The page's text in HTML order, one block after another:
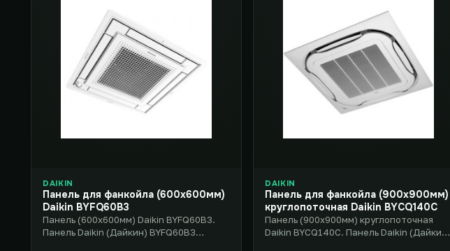
DAIKIN
Панель для фанкойла (600x600мм)
Daikin BYFQ60B3
Панель (600x600мм) Daikin BYFQ60B3.
Панель Daikin (Дайкин) BYFQ60B3
DAIKIN
Панель для фанкойла (900x900мм)
круглопоточная Daikin BYCQ140C
Панель (900x900мм) круглопоточная
Daikin BYCQ140C. Панель Daikin (Дайкин)